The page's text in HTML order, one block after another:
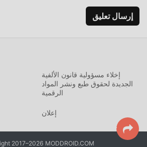
إرسال تعليق
إخلاء مسؤولية قانون الألفية
الجديدة لحقوق طبع ونشر المواد
الرقمية
إعلان
2017–2026 MODDROID.COM